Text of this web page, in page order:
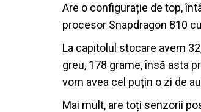
Are o configurație de top,
procesor Snapdragon 810
La capitolul stocare avem
greu, 178 grame, însă asta
vom avea cel puțin o zi de
Mai mult, are toți senzorii